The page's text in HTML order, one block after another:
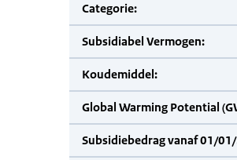
Categorie:
Subsidiabel Vermogen:
Koudemiddel:
Global Warming Potential
Subsidiebedrag vanaf 01/